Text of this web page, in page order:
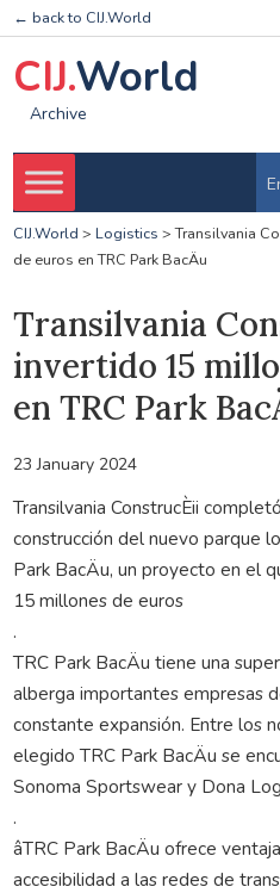
← back to CIJ.World
CIJ.World
Archive
CIJ.World > Logistics >Transilvania
de euros en TRC Park BacÄu
Transilvania
invertido 15
en TRC Park
23 January 2024
Transilvania ConstrucÈii
construcción del nuevo parque
Park BacÄu, un proyecto en el
15 millones de euros
.
TRC Park BacÄu tiene una
alberga importantes empresas
constante expansión. Entre los
elegido TRC Park BacÄu se
Sonoma Sportswear y Dona
.
âTRC Park BacÄu ofrece
accesibilidad a las redes de